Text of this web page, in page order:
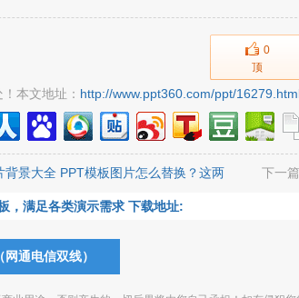
0
顶
本文地址： http://www.ppt360.com/ppt/
背景大全 PPT模板图片怎么替换？这两 下一篇
，满足各类演示需求 下载地址:
通电信双线）